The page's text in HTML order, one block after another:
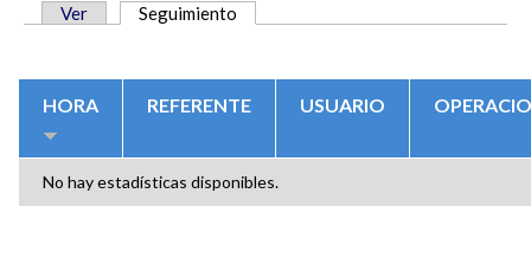
Ver Seguimiento
HORA REFERENTE USUARIO
No hay estadísticas disponibles.